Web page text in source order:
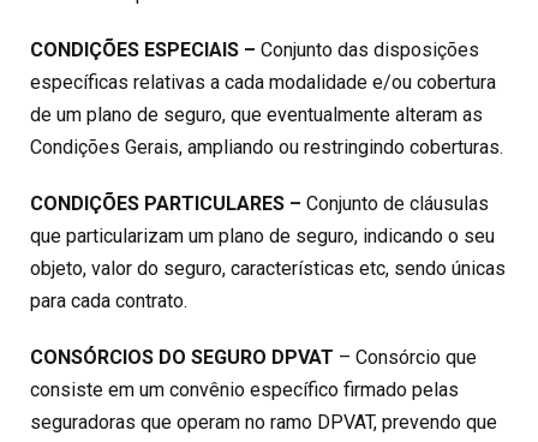
CONDIÇÕES ESPECIAIS – Conjunto das disposições
específicas relativas a cada modalidade e/ou cobertura
de um plano de seguro, que eventualmente alteram as
Condições Gerais, ampliando ou restringindo coberturas.
CONDIÇÕES PARTICULARES – Conjunto de cláusulas
que particularizam um plano de seguro, indicando o seu
objeto, valor do seguro, características etc, sendo únicas
para cada contrato.
CONSÓRCIOS DO SEGURO DPVAT – Consórcio que
consiste em um convênio específico firmado pelas
seguradoras que operam no ramo DPVAT, prevendo que